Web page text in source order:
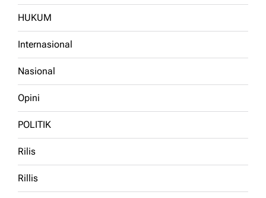
HUKUM
Internasional
Nasional
Opini
POLITIK
Rilis
Rillis